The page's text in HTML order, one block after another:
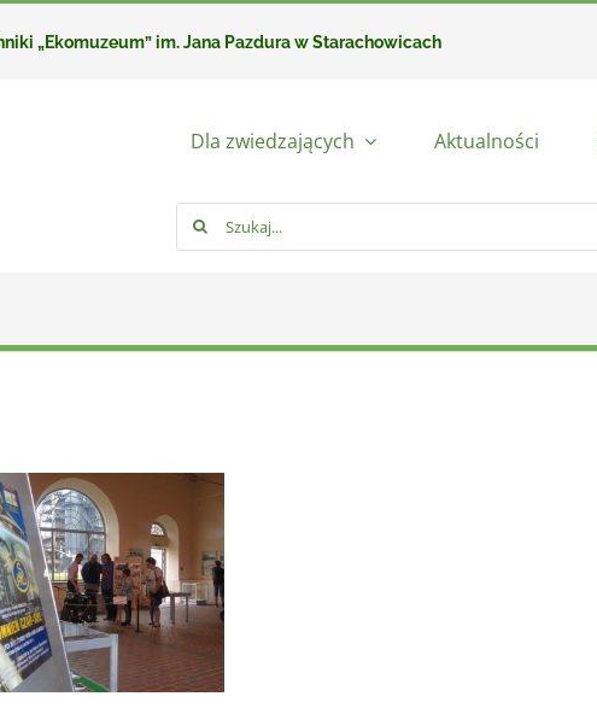
„Ekomuzeum” im. Jana Pazdura w Starachowicach
Dla zwiedzających Aktualności
Szukaj: